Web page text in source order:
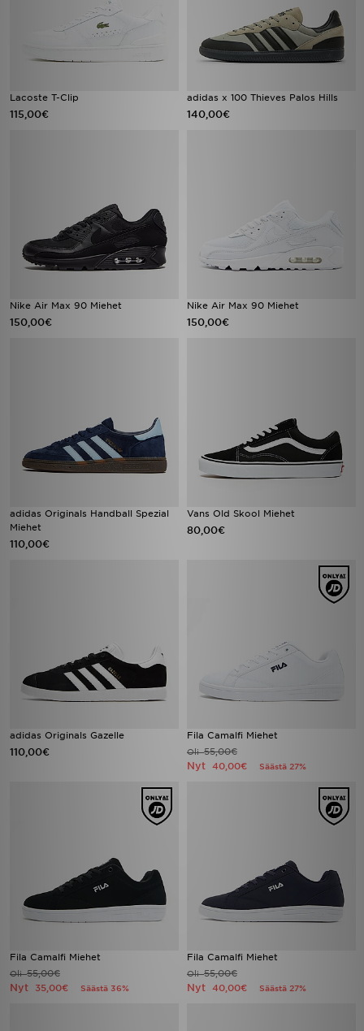
Lacoste T-Clip
115,00€
adidas x 100 Thieves Palos Hills
140,00€
Nike Air Max 90 Miehet
150,00€
Nike Air Max 90 Miehet
150,00€
adidas Originals Handball Spezial
Miehet
110,00€
Vans Old Skool Miehet
80,00€
adidas Originals Gazelle
110,00€
Fila Camalfi Miehet
Oli55,00€
Nyt 40,00€ Säästä 27%
Fila Camalfi Miehet
Oli55,00€
Nyt 35,00€ Säästä 36%
Fila Camalfi Miehet
Oli55,00€
Nyt 40,00€ Säästä 27%